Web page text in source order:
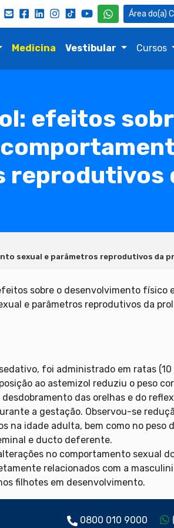
Medicina Vestibular Cursos
efeitos
reprodutivos
sexual e parâmetros reprodutivos da
sobre o desenvolvimento físico
e parâmetros reprodutivos da
foi administrado em ratas (10
ao astemizol reduziu o peso
das orelhas e do
a gestação. Observou-se
na idade adulta, bem como no peso
e ducto deferente.
no comportamento sexual
relacionados com a
filhotes em desenvolvimento.
0800 010 9000